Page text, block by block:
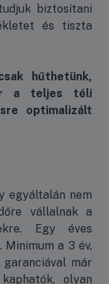
biztosítani
és tiszta
hűthetünk,
a teljes téli
optimalizált
egyáltalán nem
vállalnak a
Egy éves
Minimum a 3 év,
garanciával már
olyan